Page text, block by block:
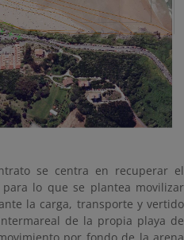
se centra en recuperar el
lo que se plantea movilizar
la carga, transporte y vertido
de la propia playa de
por fondo de la arena